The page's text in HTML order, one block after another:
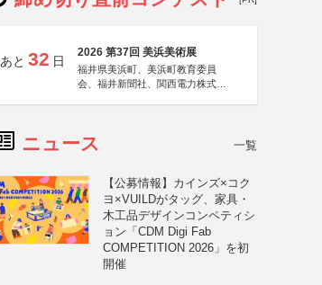
あと 32 日
2026 第37回 美浜美術展
福井県美浜町、美浜町教育委員
会、福井新聞社、関西電力株式会
ニュース 一覧
【公募情報】カインズ×コク
ヨ×VUILDがタッグ、家具・
木工品デザインコンペティシ
ョン「CDM Digi Fab
COMPETITION 2026」を初
開催